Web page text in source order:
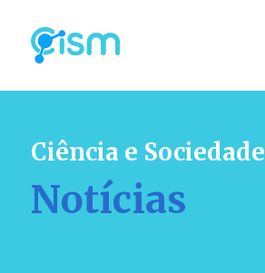
Ciência e Sociedade
Notícias